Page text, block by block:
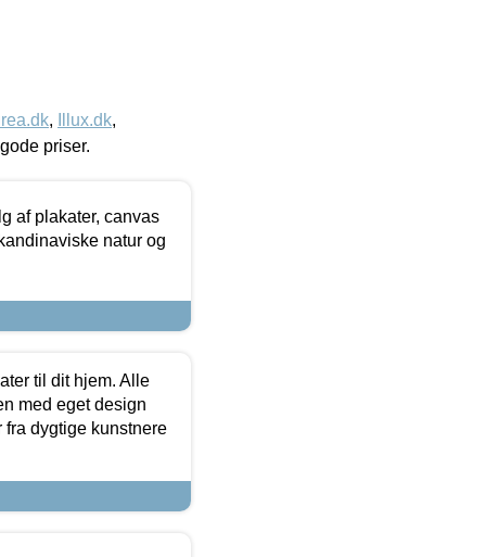
, Illux.dk,
priser.
af plakater, canvas
natur og
til dit hjem. Alle
med eget design
dygtige kunstnere